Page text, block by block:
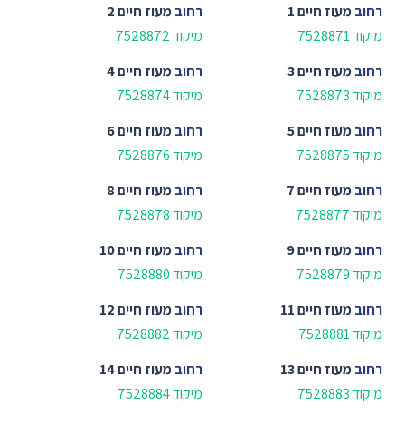
רחובמעוז חיים 1
מיקוד 7528871
רחובמעוז חיים 2
מיקוד 7528872
רחובמעוז חיים 3
מיקוד 7528873
רחובמעוז חיים 4
מיקוד 7528874
רחובמעוז חיים 5
מיקוד 7528875
רחובמעוז חיים 6
מיקוד 7528876
רחובמעוז חיים 7
מיקוד 7528877
רחובמעוז חיים 8
מיקוד 7528878
רחובמעוז חיים 9
מיקוד 7528879
רחובמעוז חיים 10
מיקוד 7528880
רחובמעוז חיים 11
מיקוד 7528881
רחובמעוז חיים 12
מיקוד 7528882
רחובמעוז חיים 13
מיקוד 7528883
רחובמעוז חיים 14
מיקוד 7528884